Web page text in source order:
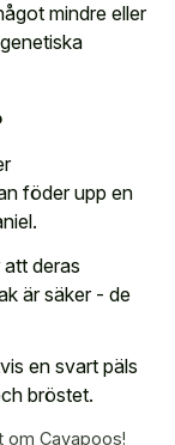
mindre eller
föder upp en
deras
är säker - de
en svart päls
bröstet.
om Cavapoos!